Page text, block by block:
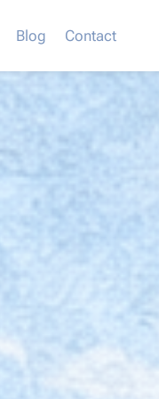
Blog Contact